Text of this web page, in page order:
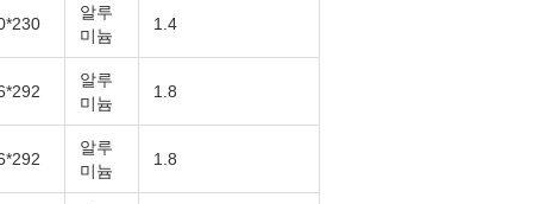
알루
미늄
1.4
알루
미늄
1.8
알루
미늄
1.8